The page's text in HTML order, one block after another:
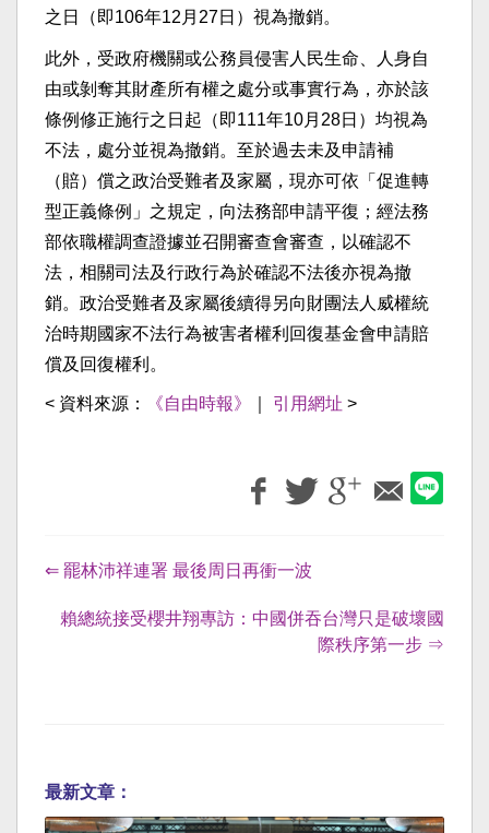
之日（即106年12月27日）視為撤銷。
此外，受政府機關或公務員侵害人民生命、人身自
由或剝奪其財產所有權之處分或事實行為，亦於該
條例修正施行之日起（即111年10月28日）均視為
不法，處分並視為撤銷。至於過去未及申請補
（賠）償之政治受難者及家屬，現亦可依「促進轉
型正義條例」之規定，向法務部申請平復；經法務
部依職權調查證據並召開審查會審查，以確認不
法，相關司法及行政行為於確認不法後亦視為撤
銷。政治受難者及家屬後續得另向財團法人威權統
治時期國家不法行為被害者權利回復基金會申請賠
償及回復權利。
< 資料來源： 《自由時報》 引用網址 >
⇐ 罷林沛祥連署 最後周日再衝一波
賴總統接受櫻井翔專訪：中國併吞台灣只是破壞國
際秩序第一步 ⇒
最新文章：